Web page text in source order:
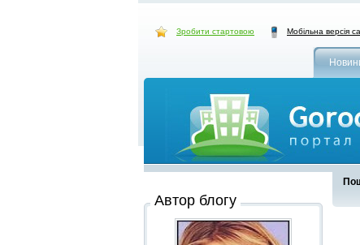
Зробити стартовою Мобільна версія
Автор блогу